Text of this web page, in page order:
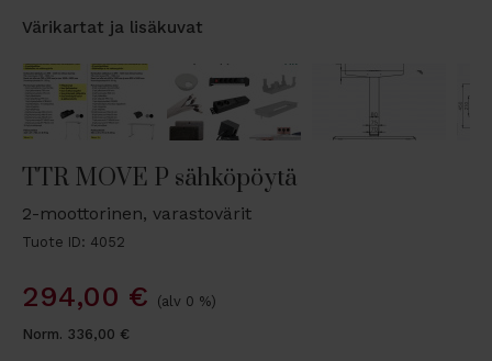
Värikartat ja lisäkuvat
TTR MOVE P sähköpöytä
2-moottorinen, varastovärit
Tuote ID: 4052
294,00 €
(alv 0 %)
Norm. 336,00 €